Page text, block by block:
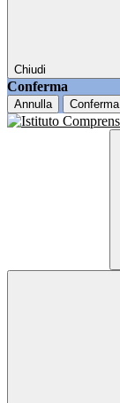
Chiudi
Conferma
Annulla Conferma